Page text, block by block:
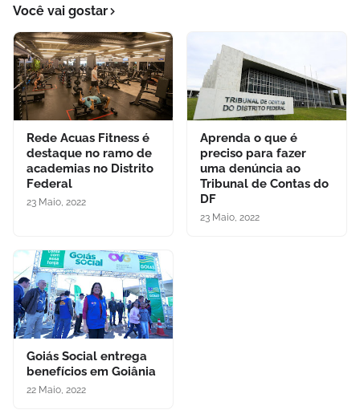
Você vai gostar
Rede Acuas Fitness é
destaque no ramo de
academias no Distrito
Federal
23 Maio, 2022
Aprenda o que é
preciso para fazer
uma denúncia ao
Tribunal de Contas do
DF
23 Maio, 2022
Goiás Social entrega
benefícios em Goiânia
22 Maio, 2022